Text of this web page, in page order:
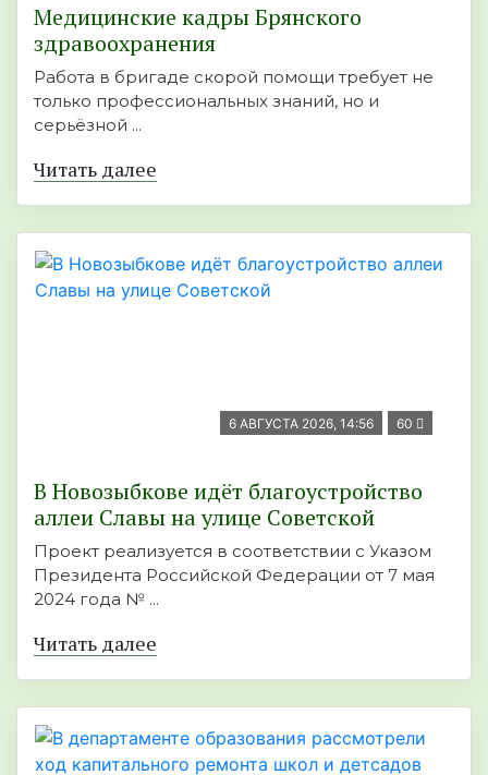
Медицинские кадры Брянского
здравоохранения
Работа в бригаде скорой помощи требует не
только профессиональных знаний, но и
серьёзной ...
Читать далее
6 АВГУСТА 2026, 14:56 60
В Новозыбкове идёт благоустройство
аллеи Славы на улице Советской
Проект реализуется в соответствии с Указом
Президента Российской Федерации от 7 мая
2024 года № ...
Читать далее